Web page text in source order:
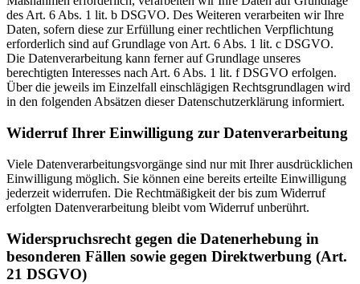
des Art. 6 Abs. 1 lit. b DSGVO. Des Weiteren verarbeiten wir Ihre
Daten, sofern diese zur Erfüllung einer rechtlichen Verpflichtung
erforderlich sind auf Grundlage von Art. 6 Abs. 1 lit. c DSGVO.
Die Datenverarbeitung kann ferner auf Grundlage unseres
berechtigten Interesses nach Art. 6 Abs. 1 lit. f DSGVO erfolgen.
Über die jeweils im Einzelfall einschlägigen Rechtsgrundlagen wird
in den folgenden Absätzen dieser Datenschutzerklärung informiert.
Widerruf Ihrer Einwilligung zur Datenverarbeitung
Viele Datenverarbeitungsvorgänge sind nur mit Ihrer ausdrücklichen
Einwilligung möglich. Sie können eine bereits erteilte Einwilligung
jederzeit widerrufen. Die Rechtmäßigkeit der bis zum Widerruf
erfolgten Datenverarbeitung bleibt vom Widerruf unberührt.
Widerspruchsrecht gegen die Datenerhebung in
besonderen Fällen sowie gegen Direktwerbung (Art.
21 DSGVO)